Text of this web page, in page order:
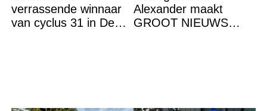
verrassende winnaar
van cyclus 31 in De
Alexander maakt
GROOT NIEUWS